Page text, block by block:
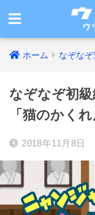
ホーム なぞな
なぞなぞ初
「猫のかくれ
2018年11月8日